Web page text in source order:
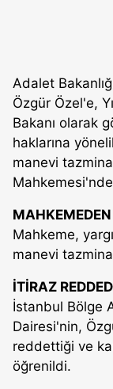
Adalet
Özgür Özel'e,
Bakanı olarak
haklarına
manevi
Mahkeme,
manevi
İTİRAZ
İstanbul Bölge
Dairesi'nin,
reddettiği ve
öğrenildi.